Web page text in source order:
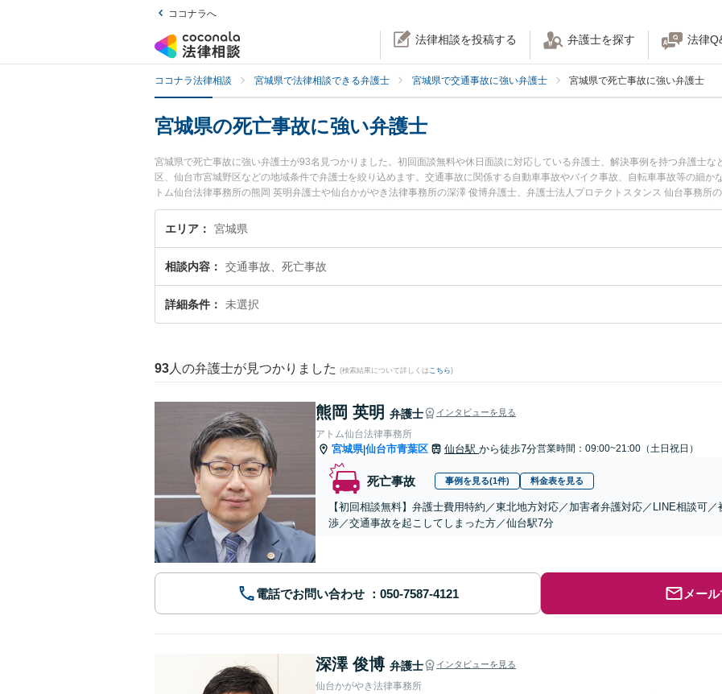
ココナラへ
法律相談を投稿する 弁護士を探す 法律
ココナラ法律相談 宮城県で法律相談できる弁護士 宮城県で交通事故に強い弁護士 宮城県で死亡事故に強い弁護士
宮城県の死亡事故に強い弁護士
宮城県で死亡事故に強い弁護士が93名見つかりました。初回面談無料や休日面談に対応している弁護士、解決事例を持つ弁護士な
区、仙台市宮城野区などの地域条件で弁護士を絞り込めます。交通事故に関係する自動車事故やバイク事故、自転車事故等の細か
トム仙台法律事務所の熊岡 英明弁護士や仙台かがやき法律事務所の深澤 俊博弁護士、弁護士法人プロテクトスタンス 仙台事務所
用、強みなどが注目されています。『宮城県で土日や夜間に発生した死亡事故のトラブルを今すぐに弁護士に相談したい』『死亡
検索したい』『初回相談無料で死亡事故を法律相談できる宮城県内の弁護士に相談予約したい』などでお困りの相談者さんにおすす
エリア 宮城県
相談内容 交通事故、死亡事故
詳細条件 未選択
93 人の弁護士が見つかりました (検索結果について詳しくは こちら)
熊岡 英明 弁護士 インタビューを見る
アトム仙台法律事務所
宮城県|仙台市青葉区 仙台駅 から徒歩7分営業時間：09:00~21:00（土日祝日）
死亡事故 事例を見る(1件) 料金表を見る
【初回相談無料】弁護士費用特約／東北地方対応／加害者弁護対応／LINE相談可
渉／交通事故を起こしてしまった方／仙台駅7分
電話でお問い合わせ メー
深澤 俊博 弁護士 インタビューを見る
仙台かがやき法律事務所